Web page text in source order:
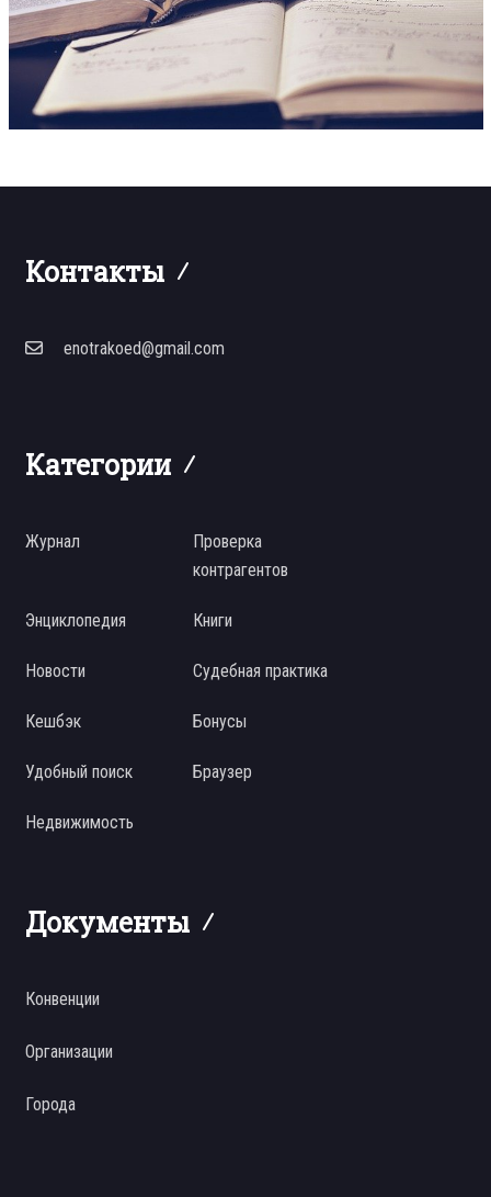
Контакты
enotrakoed@gmail.com
Категории
Журнал
Проверка
контрагентов
Энциклопедия Книги
Новости Судебная практика
Кешбэк Бонусы
Удобный поиск Браузер
Недвижимость
Документы
Конвенции
Организации
Города